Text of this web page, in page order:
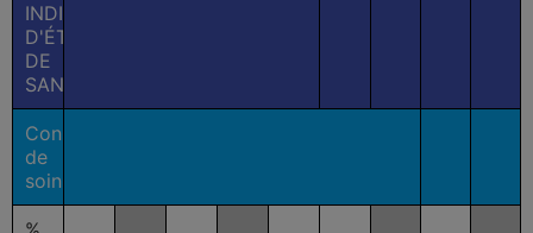
INDICATEURS
D'ÉTAT
DE
SANTÉ
Consommation
de
soins